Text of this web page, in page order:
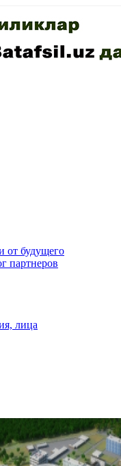
от будущего
партнеров
лица